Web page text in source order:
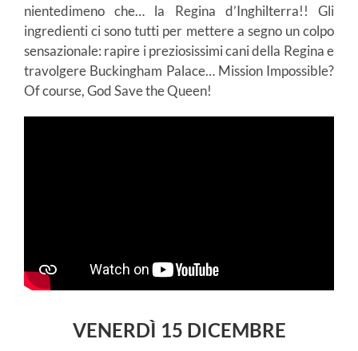
nientedimeno che… la Regina d’Inghilterra!! Gli
ingredienti ci sono tutti per mettere a segno un colpo
sensazionale: rapire i preziosissimi cani della Regina e
travolgere Buckingham Palace… Mission Impossible?
Of course, God Save the Queen!
VENERDÌ 15 DICEMBRE